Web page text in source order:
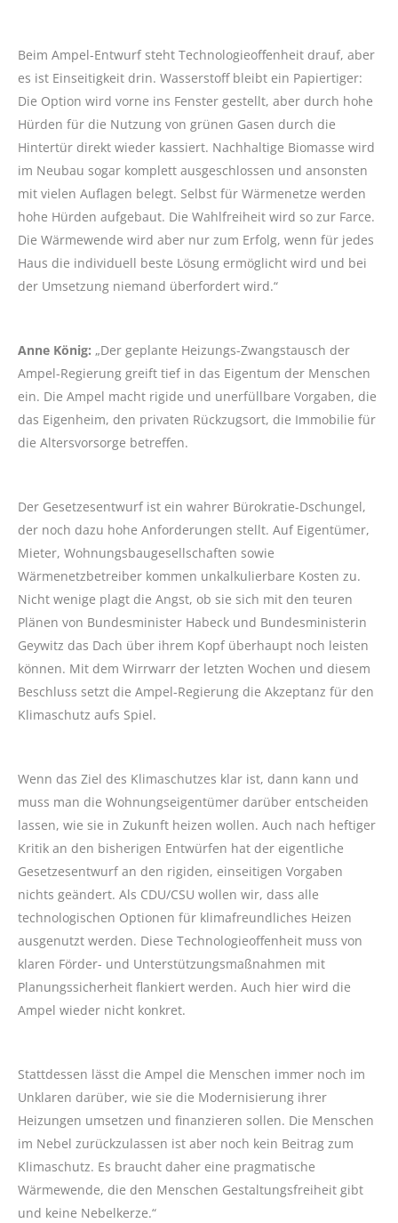
Beim Ampel-Entwurf steht Technologieoffenheit drauf, aber
es ist Einseitigkeit drin. Wasserstoff bleibt ein Papiertiger:
Die Option wird vorne ins Fenster gestellt, aber durch hohe
Hürden für die Nutzung von grünen Gasen durch die
Hintertür direkt wieder kassiert. Nachhaltige Biomasse wird
im Neubau sogar komplett ausgeschlossen und ansonsten
mit vielen Auflagen belegt. Selbst für Wärmenetze werden
hohe Hürden aufgebaut. Die Wahlfreiheit wird so zur Farce.
Die Wärmewende wird aber nur zum Erfolg, wenn für jedes
Haus die individuell beste Lösung ermöglicht wird und bei
der Umsetzung niemand überfordert wird.“
Anne König: „Der geplante Heizungs-Zwangstausch der
Ampel-Regierung greift tief in das Eigentum der Menschen
ein. Die Ampel macht rigide und unerfüllbare Vorgaben, die
das Eigenheim, den privaten Rückzugsort, die Immobilie für
die Altersvorsorge betreffen.
Der Gesetzesentwurf ist ein wahrer Bürokratie-Dschungel,
der noch dazu hohe Anforderungen stellt. Auf Eigentümer,
Mieter, Wohnungsbaugesellschaften sowie
Wärmenetzbetreiber kommen unkalkulierbare Kosten zu.
Nicht wenige plagt die Angst, ob sie sich mit den teuren
Plänen von Bundesminister Habeck und Bundesministerin
Geywitz das Dach über ihrem Kopf überhaupt noch leisten
können. Mit dem Wirrwarr der letzten Wochen und diesem
Beschluss setzt die Ampel-Regierung die Akzeptanz für den
Klimaschutz aufs Spiel.
Wenn das Ziel des Klimaschutzes klar ist, dann kann und
muss man die Wohnungseigentümer darüber entscheiden
lassen, wie sie in Zukunft heizen wollen. Auch nach heftiger
Kritik an den bisherigen Entwürfen hat der eigentliche
Gesetzesentwurf an den rigiden, einseitigen Vorgaben
nichts geändert. Als CDU/CSU wollen wir, dass alle
technologischen Optionen für klimafreundliches Heizen
ausgenutzt werden. Diese Technologieoffenheit muss von
klaren Förder- und Unterstützungsmaßnahmen mit
Planungssicherheit flankiert werden. Auch hier wird die
Ampel wieder nicht konkret.
Stattdessen lässt die Ampel die Menschen immer noch im
Unklaren darüber, wie sie die Modernisierung ihrer
Heizungen umsetzen und finanzieren sollen. Die Menschen
im Nebel zurückzulassen ist aber noch kein Beitrag zum
Klimaschutz. Es braucht daher eine pragmatische
Wärmewende, die den Menschen Gestaltungsfreiheit gibt
und keine Nebelkerze.“